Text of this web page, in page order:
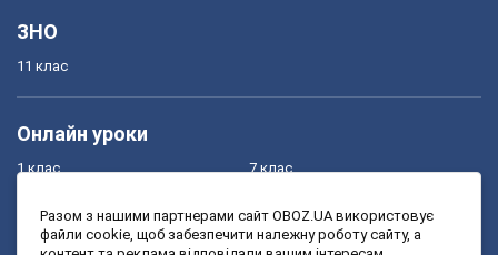
ЗНО
11 клас
Онлайн уроки
1 клас
3 клас
7 клас
9 клас
Разом з нашими партнерами сайт OBOZ.UA використовує
файли cookie, щоб забезпечити належну роботу сайту, а